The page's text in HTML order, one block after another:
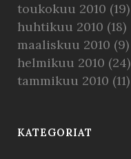
toukokuu 2010 (19)
huhtikuu 2010 (18)
maaliskuu 2010 (9)
helmikuu 2010 (24)
tammikuu 2010 (11)
KATEGORIAT